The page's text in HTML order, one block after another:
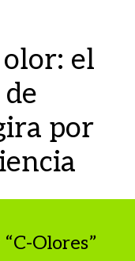
el
por
Olores”